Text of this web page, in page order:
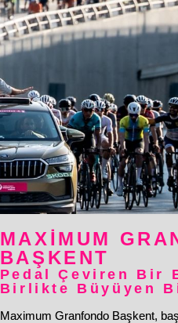
MAXIMUM
BAŞKENT
Pedal Çeviren Bir
Birlikte Büyüyen
Maximum Granfondo Başkent,